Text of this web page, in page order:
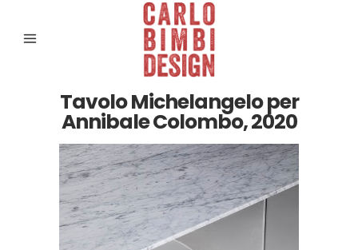
Tavolo Michelangelo per
Annibale Colombo, 2020